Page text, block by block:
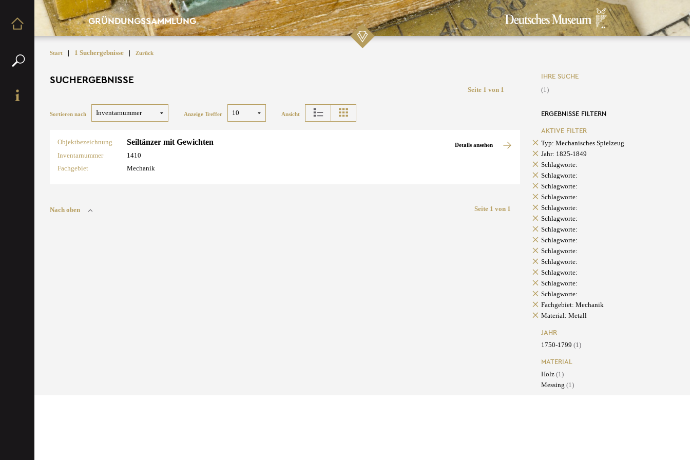
GRÜNDUNGSSAMMLUNG
Start | 1 Suchergebnisse | Zurück
SUCHERGEBNISSE
Seite 1 von 1
Sortieren nach Anzeige Treffer Ansicht
Objektbezeichnung Seiltänzer mit Gewichten
Inventarnummer
1410
Fachgebiet
Mechanik
Details ansehen
Nach oben Seite 1 von 1
IHRE SUCHE
(1)
ERGEBNISSE FILTERN
AKTIVE FILTER
Typ: Mechanisches Spielzeug
Jahr: 1825-1849
Schlagworte:
Schlagworte:
Schlagworte:
Schlagworte:
Schlagworte:
Schlagworte:
Schlagworte:
Schlagworte:
Schlagworte:
Schlagworte:
Schlagworte:
Schlagworte:
Schlagworte:
Fachgebiet: Mechanik
Material: Metall
JAHR
1750-1799 (1)
MATERIAL
Holz (1)
Messing (1)